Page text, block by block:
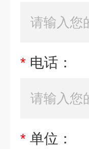
* 电话：
* 单位：